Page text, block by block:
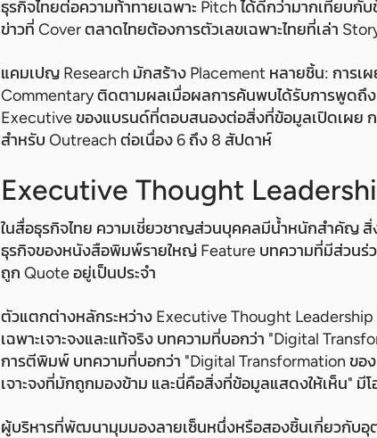
ธุรกิจไทยต่อความท้าทายเฉพาะ Pitch ได้ดีกว่ามากเทียบ
ข่าวที่ Cover ตลาดไทยต้องการตัวเลขเฉพาะไทยที่เล่า
แคมเปญ Research มักสร้าง Placement หลายชิ้น: การ
Commentary ติดตามผลเมื่อผลการค้นพบได้รับการพูดถึ
Executive ของแบรนด์ที่ตอบสนองต่อสิ่งที่ข้อมูลเปิดเผย ก
สำหรับ Outreach ต่อเนื่อง 6 ถึง 8 สัปดาห์
Executive Thought
ในสื่อธุรกิจไทย ความเชี่ยวชาญส่วนบุคคลมีน้ำหนักสำคัญ
ธุรกิจของหนังสือพิมพ์รายใหญ่ Feature บทความที่มีส่วน
ถูก Quote อยู่เป็นประจำ
ตัวแตกต่างหลักระหว่าง Executive Thought
เฉพาะเจาะจงและแท้จริง บทความที่บอกว่า "Digital
การตีพิมพ์ บทความที่บอกว่า "Digital Transformation ขอ
เจาะจงที่มักถูกมองข้าม และนี่คือสิ่งที่ข้อมูลแสดงให้เห็น" มี
ผู้บริหารที่พัฒนามุมมองลายเซ็นหนึ่งหรือสองชิ้นเกี่ยวกับอุ